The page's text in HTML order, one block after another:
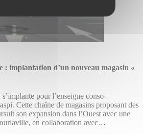
implantation d’un nouveau magasin «
pour l’enseigne conso-
Cette chaîne de magasins proposant des
son expansion dans l’Ouest avec une
en collaboration avec…